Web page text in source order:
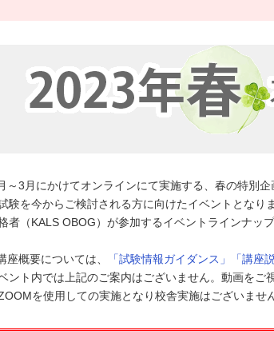
～3月にかけてオンラインにて実施する、春の特別企
験を今からご検討される方に向けたイベントとなりま
者（KALS OBOG）が参加するイベントラインナッ
概要については、 「試験情報ガイダンス」「講座説
ント内では上記のご案内はございません。動画をご
を使用しての実施となり校舎実施はございませ